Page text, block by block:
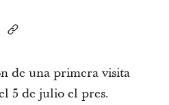
de una primera visita
5 de julio el pres.